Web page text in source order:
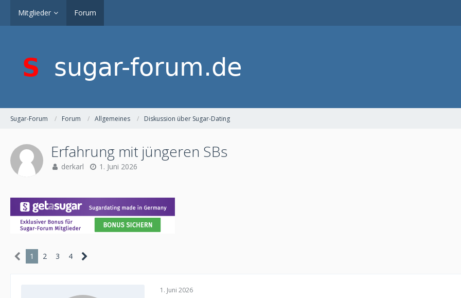
Mitglieder Forum
Sugar-Forum Forum Allgemeines Diskussion über Sugar-Dating
Erfahrung mit jüngeren SBs
derkarl 1. Juni 2026
1 2 3 4
1. Juni 2026